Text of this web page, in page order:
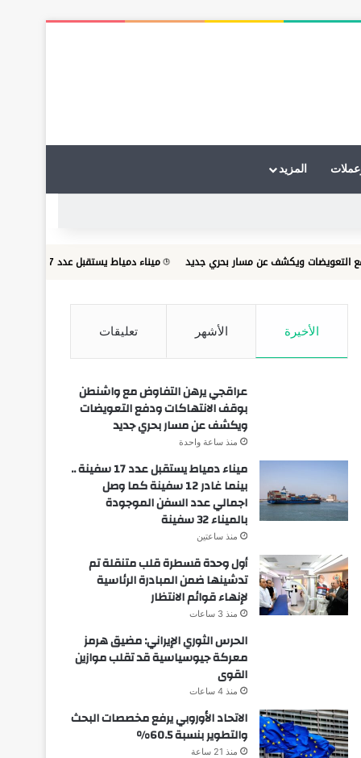
المزيد
عن مسار بحري جديد ميناء دمياط يستقبل عدد 17 سفينة .. بينما غادر 12 سفينة كما وصل اجمالي عدد السفن الموجودة بالميناء 32...
الأخيرة الأشهر تعليقات
عراقجي يرهن التفاوض مع واشنطن
بوقف الانتهاكات ودفع التعويضات
ويكشف عن مسار بحري جديد
منذ ساعة واحدة
ميناء دمياط يستقبل عدد 17 سفينة ..
بينما غادر 12 سفينة كما وصل
اجمالي عدد السفن الموجودة
بالميناء 32 سفينة
منذ ساعتين
أول وحدة قسطرة قلب متنقلة تم
تدشينها ضمن المبادرة الرئاسية
لإنهاء قوائم الانتظار
منذ 3 ساعات
الحرس الثوري الإيراني: مضيق هرمز
معركة جيوسياسية قد تقلب موازين
القوى
منذ 4 ساعات
الاتحاد الأوروبي يرفع مخصصات البحث
والتطوير بنسبة 60.5%
منذ 21 ساعة